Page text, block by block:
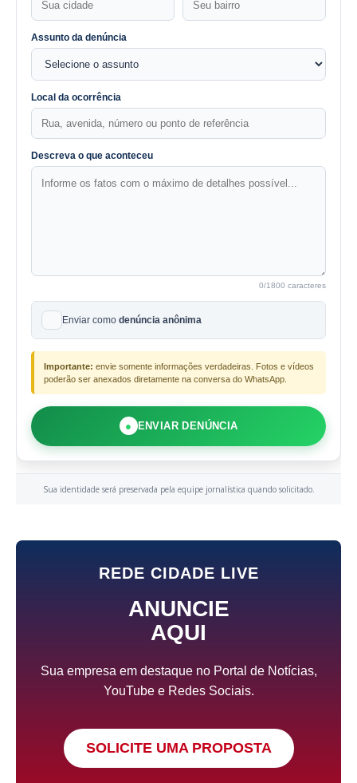
Assunto da denúncia
Local da ocorrência
Descreva o que aconteceu
0/1800 caracteres
Enviar como denúncia anônima
Importante: envie somente informações verdadeiras. Fotos e vídeos
poderão ser anexados diretamente na conversa do WhatsApp.
● ENVIAR DENÚNCIA
Sua identidade será preservada pela equipe jornalística quando solicitado.
REDE CIDADE LIVE
ANUNCIE
AQUI
Sua empresa em destaque no Portal de Notícias,
YouTube e Redes Sociais.
SOLICITE UMA PROPOSTA